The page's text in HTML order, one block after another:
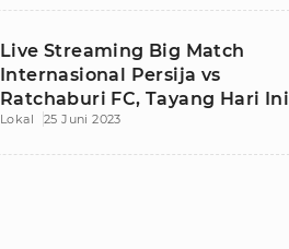
Live Streaming Big Match
Internasional Persija vs
Ratchaburi FC, Tayang Hari Ini
di ANTV
Lokal 25 Juni 2023